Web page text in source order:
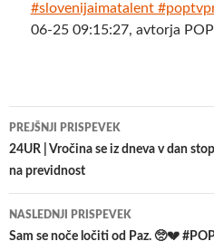
#slovenijaimatalent
06-25 09:15:27, avtorja
Krmarjenje
po
prispevkih
PREJŠNJI PRISPEVEK
24UR | Vročina se iz dneva v dan
na previdnost
NASLEDNJI PRISPEVEK
Sam se noče ločiti od Paz. 🥺💔